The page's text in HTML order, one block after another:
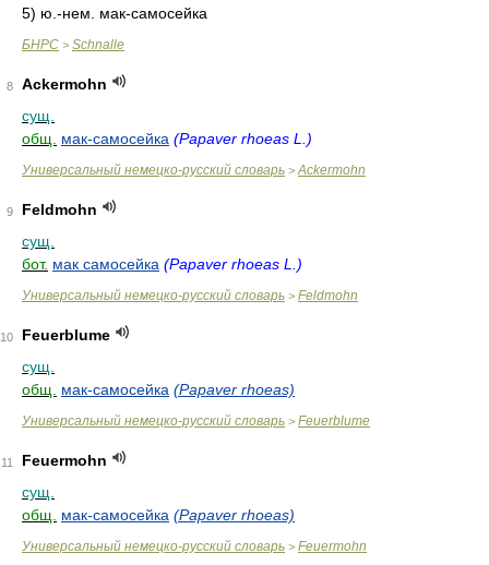
5) ю.-нем. мак-самосейка
БНРС > Schnalle
8
Ackermohn
сущ.
общ.
мак-самосейка (Papaver rhoeas L.)
Универсальный немецко-русский словарь > Ackermohn
9
Feldmohn
сущ.
бот. мак самосейка (Papaver rhoeas L.)
Универсальный немецко-русский словарь > Feldmohn
10
Feuerblume
сущ.
общ.
мак-самосейка (Papaver rhoeas)
Универсальный немецко-русский словарь > Feuerblume
11
Feuermohn
сущ.
общ.
мак-самосейка (Papaver rhoeas)
Универсальный немецко-русский словарь > Feuermohn